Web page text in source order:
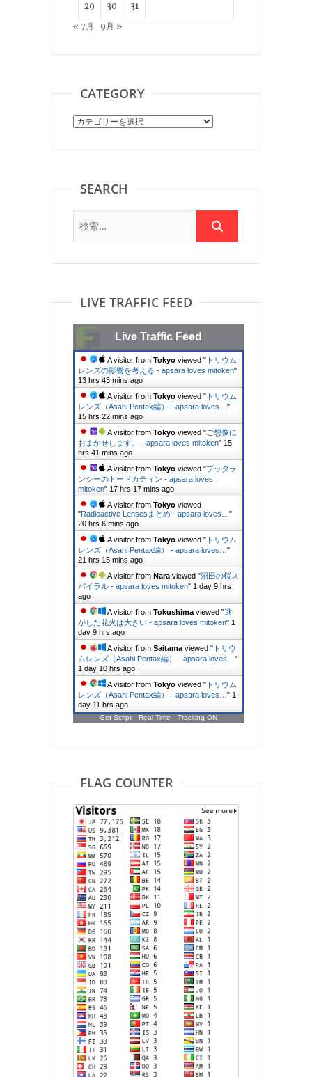
29 30
31
« 7月
9月 »
CATEGORY
Category
SEARCH
LIVE TRAFFIC FEED
Live Traffic Feed
A visitor from Tokyo viewed " トリウム
レンズの影響を考える - apsara loves mitoken"
13 hrs 43 mins ago
A visitor from Tokyo viewed " トリウム
レンズ（Asahi Pentax編） - apsara loves… "
15 hrs 22 mins ago
A visitor from Tokyo viewed "ご想像に
おまかせします。 - apsara loves mitoken" 15
hrs 41 mins ago
A visitor from Tokyo viewed "プッタラ
ンシーのトードカティン - apsara loves
mitoken" 17 hrs 17 mins ago
A visitor from Tokyo viewed
"Radioactive Lensesまとめ - apsara loves… "
20 hrs 6 mins ago
A visitor from Tokyo viewed " トリウム
レンズ（Asahi Pentax編） - apsara loves… "
21 hrs 15 mins ago
A visitor from Nara viewed "沼田の桜ス
パイラル - apsara loves mitoken" 1 day 9 hrs
ago
A visitor from Tokushima viewed "逃
がした花火は大きい - apsara loves mitoken" 1
day 9 hrs ago
A visitor from Saitama viewed " トリウ
ムレンズ（Asahi Pentax編） - apsara loves… "
1 day 10 hrs ago
A visitor from Tokyo viewed " トリウム
レンズ（Asahi Pentax編） - apsara loves… " 1
day 11 hrs ago
Get Script Real Time Tracking ON
FLAG COUNTER